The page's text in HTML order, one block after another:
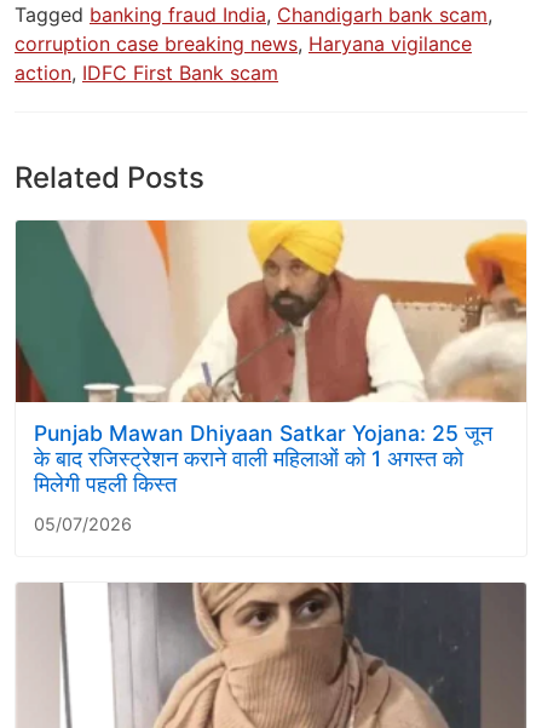
Tagged banking fraud India, Chandigarh bank scam,
corruption case breaking news, Haryana vigilance
action, IDFC First Bank scam
Related Posts
Punjab Mawan Dhiyaan Satkar Yojana: 25 जून
के बाद रजिस्ट्रेशन कराने वाली महिलाओं को 1 अगस्त को
मिलेगी पहली किस्त
05/07/2026